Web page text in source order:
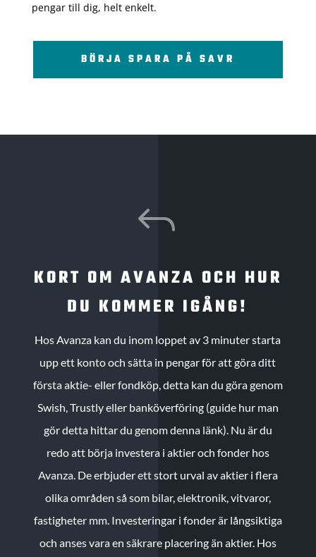
pengar till dig, helt enkelt.
BÖRJA SPARA PÅ SAVR
J
KORT OM AVANZA OCH HUR
DU KOMMER IGÅNG!
Hos Avanza kan du inom loppet av 3 minuter starta
upp ett konto och sätta in pengar för att göra ditt
första aktie- eller fondköp, detta kan du göra genom
Swish, Trustly eller banköverföring (guide hur man
gör detta hittar du genom denna länk). Nu är du
redo att börja investera i aktier och fonder hos
Avanza. De erbjuder ett stort urval av aktier i flera
olika områden så som bilar, elektronik, vitvaror,
fastigheter mm. Investeringar i fonder är långsiktiga
och anses vara en säkrare placering än aktier. Hos